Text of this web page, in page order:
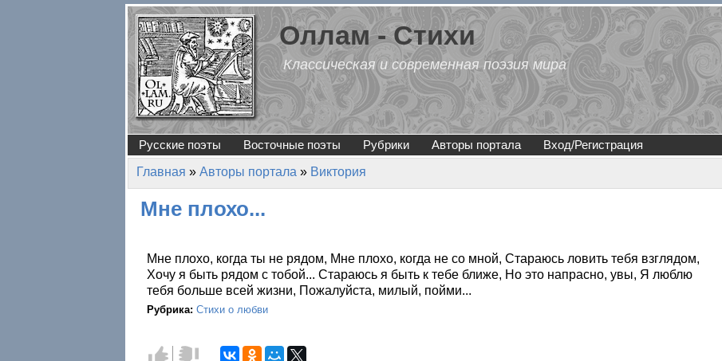
Перейти к основному содержанию
Оллам - Стихи
Классическая и современная поэзия мира
Русские поэты Восточные поэты Рубрики Авторы портала Вход/Регистрация
Вы здесь
Главная » Авторы портала » Виктория
Мне плохо...
Мне плохо, когда ты не рядом, Мне плохо, когда не со мной, Стараюсь ловить тебя взглядом,
Хочу я быть рядом с тобой... Стараюсь я быть к тебе ближе, Но это напрасно, увы, Я люблю
тебя больше всей жизни, Пожалуйста, милый, пойми...
Рубрика: Стихи о любви
ГолосГолос